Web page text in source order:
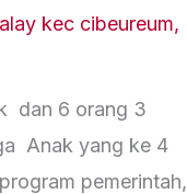
kec cibeureum,
dan 6 orang 3
Anak yang ke 4
pemerintah,